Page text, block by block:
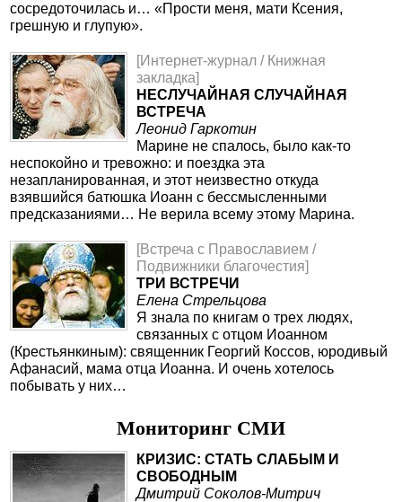
сосредоточилась и… «Прости меня, мати Ксения,
грешную и глупую».
[Интернет-журнал / Книжная
закладка]
НЕСЛУЧАЙНАЯ СЛУЧАЙНАЯ
ВСТРЕЧА
Леонид Гаркотин
Марине не спалось, было как-то
неспокойно и тревожно: и поездка эта
незапланированная, и этот неизвестно откуда
взявшийся батюшка Иоанн с бессмысленными
предсказаниями… Не верила всему этому Марина.
[Встреча с Православием /
Подвижники благочестия]
ТРИ ВСТРЕЧИ
Елена Стрельцова
Я знала по книгам о трех людях,
связанных с отцом Иоанном
(Крестьянкиным): священник Георгий Коссов, юродивый
Афанасий, мама отца Иоанна. И очень хотелось
побывать у них…
Мониторинг СМИ
КРИЗИС: СТАТЬ СЛАБЫМ И
СВОБОДНЫМ
Дмитрий Соколов-Митрич